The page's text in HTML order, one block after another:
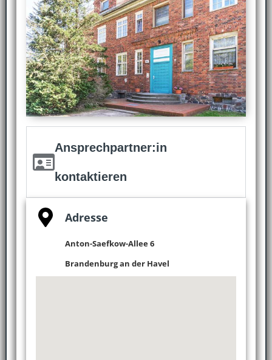
Ansprechpartner:in
kontaktieren
Adresse
Anton-Saefkow-Allee 6
Brandenburg an der Havel